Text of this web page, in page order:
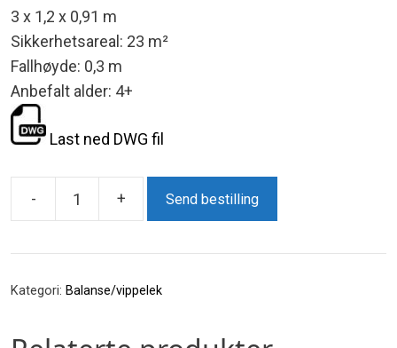
3 x 1,2 x 0,91 m
Sikkerhetsareal: 23 m²
Fallhøyde: 0,3 m
Anbefalt alder: 4+
Last ned DWG fil
-
Balansebru
+ Send bestilling
Kategori: Balanse/vippelek